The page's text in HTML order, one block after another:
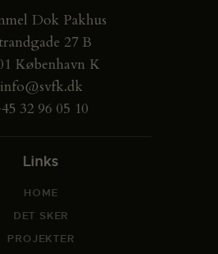
Dok Pakhus
27 B
København K
info@svfk.dk
32 96 05 10
Links
HOME
DET SKER
PROJEKTER